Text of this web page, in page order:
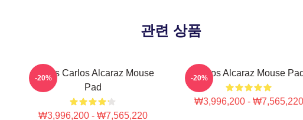
관련 상품
Tennis Carlos Alcaraz Mouse
Pad
₩3,996,200 - ₩7,565,220
-20% Carlos Alcaraz Mouse
₩3,996,200 - ₩7,565,220
-20%